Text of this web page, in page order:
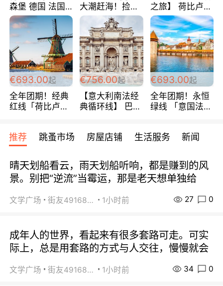
森堡 德国 法国
超爽玩遍西欧 循
环线 全程四星宾
馆 108欧/人/天
大潮赶海！捡海
鲜！轻轻松松海
边爽玩三日游
288欧/人
之旅】 荷比卢德
法 巴黎上下 经
典五国四日游
488欧/人
€693.00起
全年团期！经典
红线「荷比卢德
天！巴黎上下！
包拼房~
€756.00起
【意大利南法经
典循环线】 巴黎
宾馆 108欧/天起
€693.00起
全年团期！永恒
绿线 「意国法
欧/天起 ~包拼房
推荐 跳蚤市场 房屋店铺 生活服务 新闻
晴天划船看云，雨天划船听响，都是赚到的风
景。别把“逆流”当霉运，那是老天想单独给
文学广场 街友49168527 1小时前 27 0
成年人的世界，看起来有很多套路可走。可实
际上，总是用套路的方式与人交往，慢慢就会
文学广场 街友49168527 1小时前 34 0